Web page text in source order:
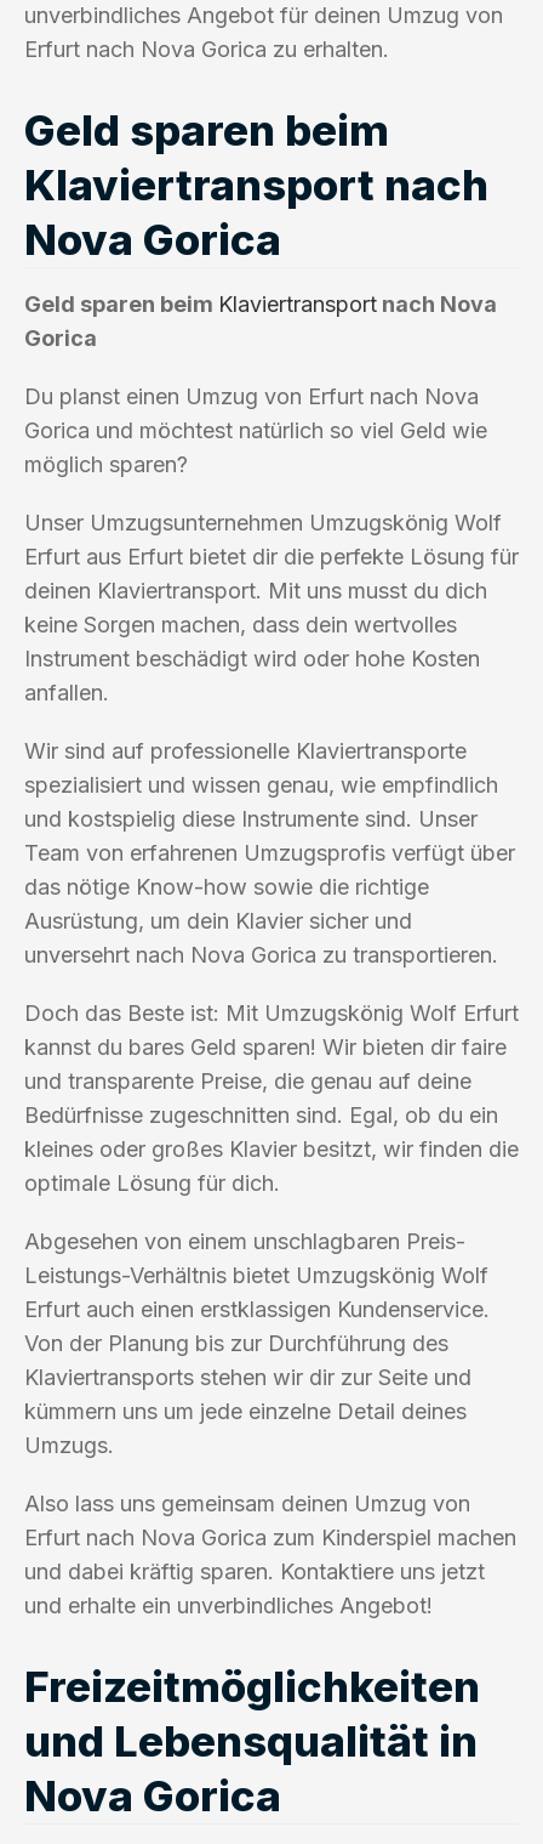
unverbindliches Angebot für deinen Umzug von
Erfurt nach Nova Gorica zu erhalten.
Geld sparen beim
Klaviertransport nach
Nova Gorica
Geld sparen beim Klaviertransport nach Nova
Gorica
Du planst einen Umzug von Erfurt nach Nova
Gorica und möchtest natürlich so viel Geld wie
möglich sparen?
Unser Umzugsunternehmen Umzugskönig Wolf
Erfurt aus Erfurt bietet dir die perfekte Lösung für
deinen Klaviertransport. Mit uns musst du dich
keine Sorgen machen, dass dein wertvolles
Instrument beschädigt wird oder hohe Kosten
anfallen.
Wir sind auf professionelle Klaviertransporte
spezialisiert und wissen genau, wie empfindlich
und kostspielig diese Instrumente sind. Unser
Team von erfahrenen Umzugsprofis verfügt über
das nötige Know-how sowie die richtige
Ausrüstung, um dein Klavier sicher und
unversehrt nach Nova Gorica zu transportieren.
Doch das Beste ist: Mit Umzugskönig Wolf Erfurt
kannst du bares Geld sparen! Wir bieten dir faire
und transparente Preise, die genau auf deine
Bedürfnisse zugeschnitten sind. Egal, ob du ein
kleines oder großes Klavier besitzt, wir finden die
optimale Lösung für dich.
Abgesehen von einem unschlagbaren Preis-
Leistungs-Verhältnis bietet Umzugskönig Wolf
Erfurt auch einen erstklassigen Kundenservice.
Von der Planung bis zur Durchführung des
Klaviertransports stehen wir dir zur Seite und
kümmern uns um jede einzelne Detail deines
Umzugs.
Also lass uns gemeinsam deinen Umzug von
Erfurt nach Nova Gorica zum Kinderspiel machen
und dabei kräftig sparen. Kontaktiere uns jetzt
und erhalte ein unverbindliches Angebot!
Freizeitmöglichkeiten
und Lebensqualität in
Nova Gorica